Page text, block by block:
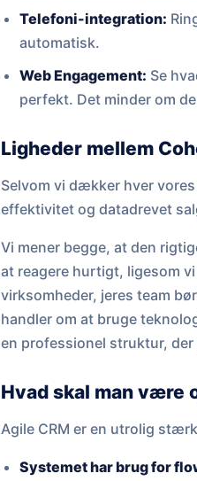
Telefoni-integration:
automatisk.
Web Engagement: Se
perfekt. Det minder om
Ligheder mellem
Selvom vi dækker hver
effektivitet og datadrevet
Vi mener begge, at den
at reagere hurtigt, ligesom
virksomheder, jeres team
handler om at bruge
en professionel struktur,
Hvad skal man være
Agile CRM er en utrolig
Systemet har brug for